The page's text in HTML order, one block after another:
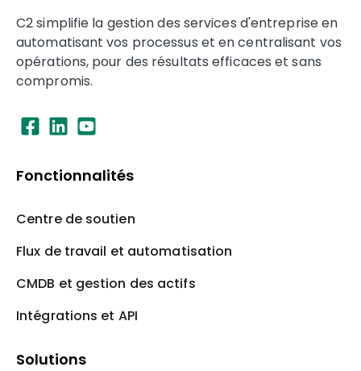
C2 simplifie la gestion des services d'entreprise en
automatisant vos processus et en centralisant vos
opérations, pour des résultats efficaces et sans
compromis.
Fonctionnalités
Centre de soutien
Flux de travail et automatisation
CMDB et gestion des actifs
Intégrations et API
Solutions